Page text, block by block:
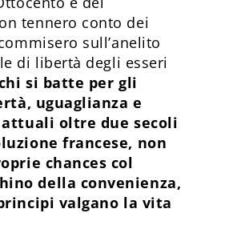
tennero conto dei
sull’anelito
di libertà degli esseri
si batte per gli
uguaglianza e
oltre due secoli
francese, non
chances col
della convenienza,
valgano la vita